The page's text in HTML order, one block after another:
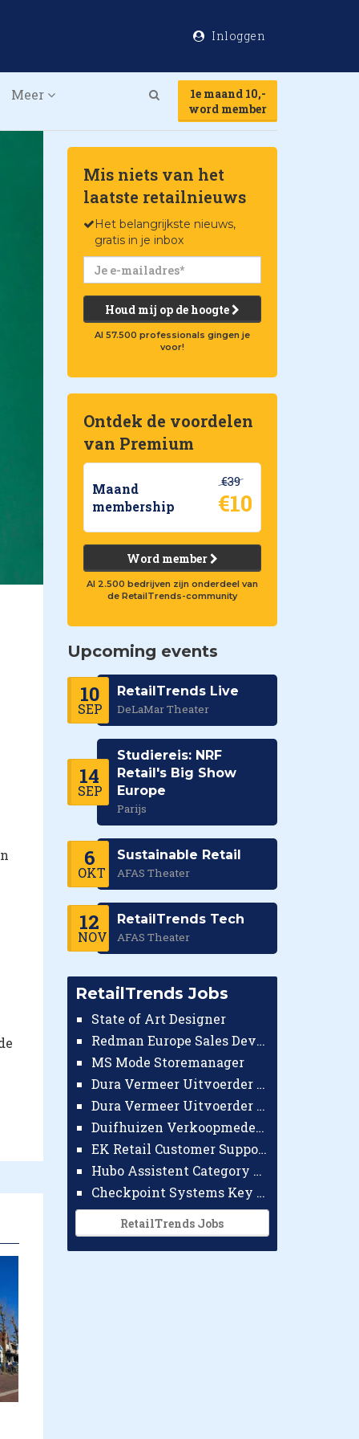
Inloggen
Meer
1e maand 10,-
word member
Mis niets van het
laatste retailnieuws
Het belangrijkste nieuws,
gratis in je inbox
Houd mij op de hoogte
Al 57.500 professionals gingen je
voor!
Ontdek de voordelen
van Premium
Maand
membership
€39
€10
Word member
Al 2.500 bedrijven zijn onderdeel van
de RetailTrends-community
Upcoming events
10
SEP
RetailTrends Live
DeLaMar Theater
14
SEP
Studiereis: NRF
Retail's Big Show
Europe
Parijs
6
OKT
Sustainable Retail
AFAS Theater
12
NOV
RetailTrends Tech
AFAS Theater
RetailTrends Jobs
State of Art Designer
Redman Europe Sales Developer (Europe)
MS Mode Storemanager
Dura Vermeer Uitvoerder GWW Amsterdam
Dura Vermeer Uitvoerder Civiel Nijmegen
Duifhuizen Verkoopmedewerker Ridderkerk
EK Retail Customer Support Omnichannel
Hubo Assistent Category Manager
Checkpoint Systems Key Accountmanager Benelux
RetailTrends Jobs